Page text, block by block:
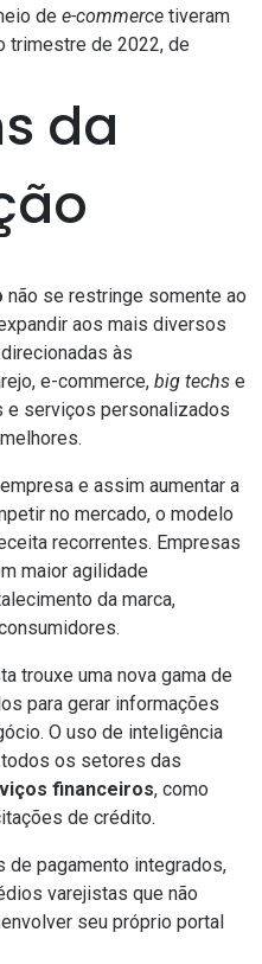
de e-commerce tiveram
trimestre de 2022, de
da
não se restringe somente ao
aos mais diversos
às
e-commerce, big techs e
e serviços personalizados
e assim aumentar a
no mercado, o modelo
recorrentes. Empresas
maior agilidade
da marca,
trouxe uma nova gama de
para gerar informações
O uso de inteligência
os setores das
financeiros, como
de crédito.
de pagamento integrados,
varejistas que não
seu próprio portal